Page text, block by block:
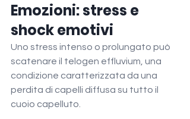
Emozioni: stress e
shock emotivi
Uno stress intenso o prolungato può
scatenare il telogen effluvium, una
condizione caratterizzata da una
perdita di capelli diffusa su tutto il
cuoio capelluto.